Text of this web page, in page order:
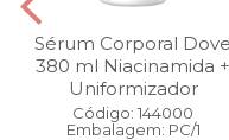
Sérum Corporal Dove
380 ml Niacinamida +
Uniformizador
Código: 144000
Embalagem: PC/1